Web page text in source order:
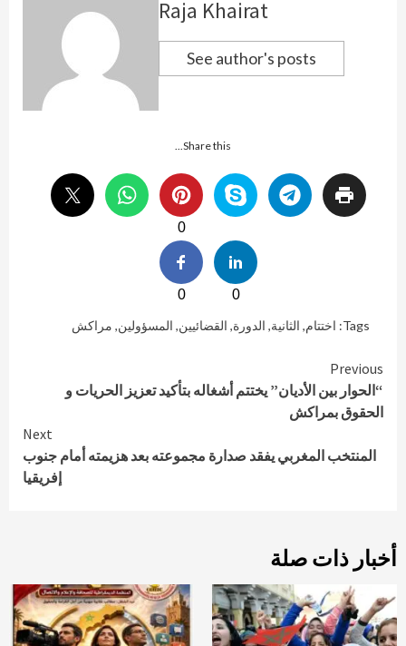
Raja Khairat
See author's posts
Share this...
0
0
0
Tags: اختتام, الثانية, الدورة, القضائيين, المسؤولين, مراكش
Continue
Reading
Previous
“الحوار بين الأديان” يختتم أشغاله بتأكيد تعزيز الحريات و
الحقوق بمراكش
Next
المنتخب المغربي يفقد صدارة مجموعته بعد هزيمته أمام جنوب
إفريقيا
أخبار ذات صلة